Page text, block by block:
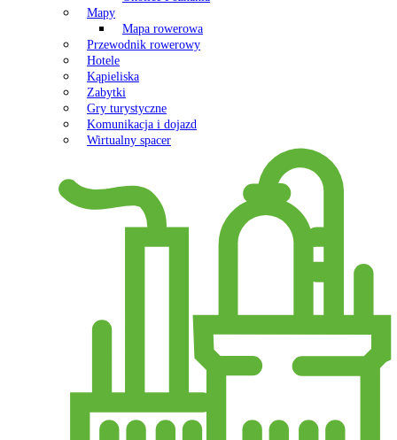
Mapy
Mapa rowerowa
Przewodnik rowerowy
Hotele
Kąpieliska
Zabytki
Gry turystyczne
Komunikacja i dojazd
Wirtualny spacer